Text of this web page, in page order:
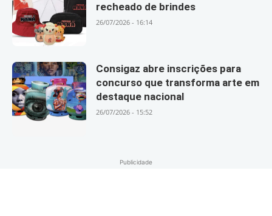
recheado de brindes
26/07/2026 - 16:14
Consigaz abre inscrições para
concurso que transforma arte em
destaque nacional
26/07/2026 - 15:52
Publicidade